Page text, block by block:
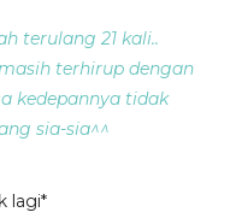
terulang 21 kali..
terhirup dengan
kedepannya tidak
sia-sia^^
lagi*